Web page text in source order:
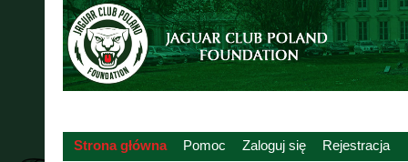
Strona główna Pomoc Zaloguj się Rejestracja